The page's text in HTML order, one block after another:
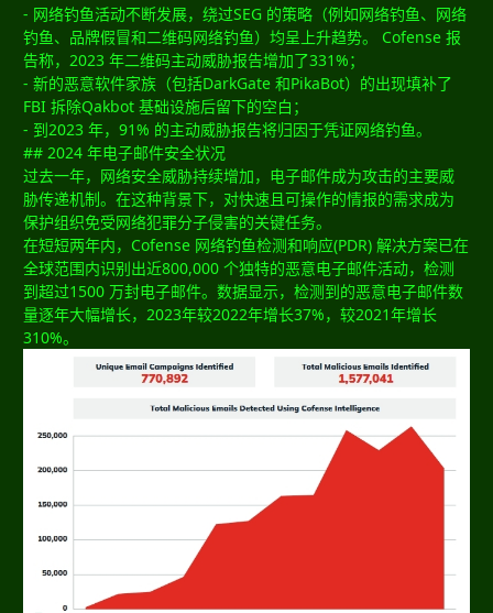
- 网络钓鱼活动不断发展，绕过SEG 的策略（例如网络钓鱼、网络
钓鱼、品牌假冒和二维码网络钓鱼）均呈上升趋势。 Cofense 报
告称，2023 年二维码主动威胁报告增加了331%；
- 新的恶意软件家族（包括DarkGate 和PikaBot）的出现填补了
FBI 拆除Qakbot 基础设施后留下的空白；
- 到2023 年，91% 的主动威胁报告将归因于凭证网络钓鱼。
## 2024 年电子邮件安全状况
过去一年，网络安全威胁持续增加，电子邮件成为攻击的主要威
胁传递机制。在这种背景下，对快速且可操作的情报的需求成为
保护组织免受网络犯罪分子侵害的关键任务。
在短短两年内，Cofense 网络钓鱼检测和响应(PDR) 解决方案已在
全球范围内识别出近800,000 个独特的恶意电子邮件活动，检测
到超过1500 万封电子邮件。数据显示，检测到的恶意电子邮件数
量逐年大幅增长，2023年较2022年增长37%，较2021年增长
310%。